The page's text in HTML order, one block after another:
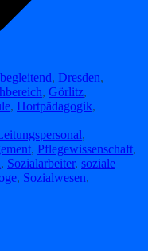
, Dresden,
, Görlitz,
, Hortpädagogik,
,
, Pflegewissenschaft,
, Sozialarbeiter, soziale
, Sozialwesen,